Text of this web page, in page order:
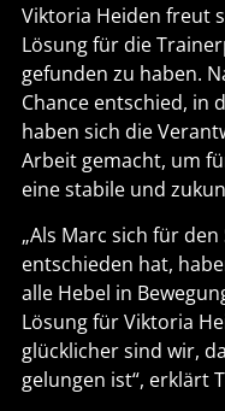
Viktoria Heiden freut
Lösung für die
gefunden zu haben.
Chance entschied, in
haben sich die
Arbeit gemacht, um
eine stabile und
„Als Marc sich für
entschieden hat,
alle Hebel in
Lösung für Viktoria
glücklicher sind wir,
gelungen ist“, erklärt